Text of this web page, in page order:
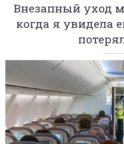
Внезапный уход
когда я увидела